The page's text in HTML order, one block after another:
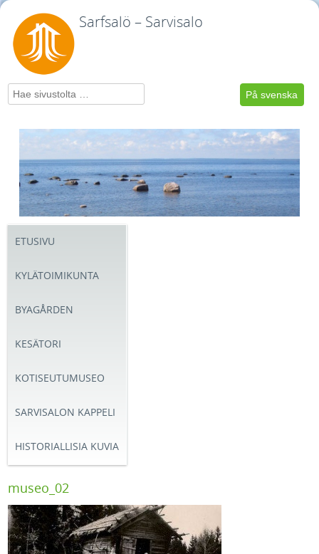
Sarfsalö – Sarvisalo
På svenska
Hae
ETUSIVU
KYLÄTOIMIKUNTA
BYAGÅRDEN
KESÄTORI
KOTISEUTUMUSEO
SARVISALON KAPPELI
HISTORIALLISIA KUVIA
museo_02